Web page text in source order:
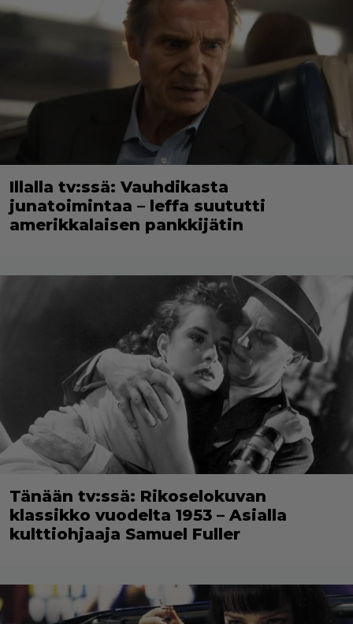
Illalla tv:ssä: Vauhdikasta
junatoimintaa – leffa suututti
amerikkalaisen pankkijätin
Tänään tv:ssä: Rikoselokuvan
klassikko vuodelta 1953 – Asialla
kulttiohjaaja Samuel Fuller